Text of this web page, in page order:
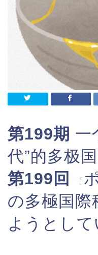
第199期 一
代”的多极
第199回
「
の多極国際
ようとして